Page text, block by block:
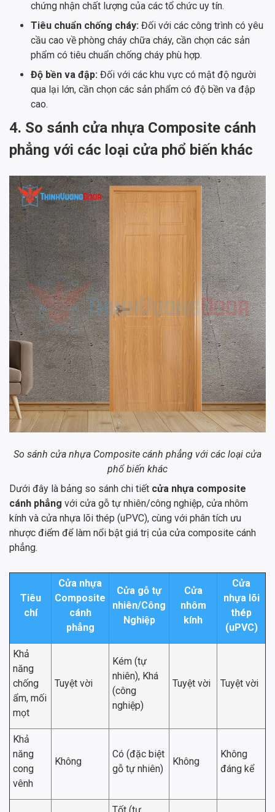
chứng nhận chất lượng của các tổ chức uy tín.
Tiêu chuẩn chống cháy: Đối với các công trình có yêu
cầu cao về phòng cháy chữa cháy, cần chọn các sản
phẩm có tiêu chuẩn chống cháy phù hợp.
Độ bền va đập: Đối với các khu vực có mật độ người
qua lại lớn, cần chọn các sản phẩm có độ bền va đập
cao.
4. So sánh cửa nhựa Composite cánh
phẳng với các loại cửa phổ biến khác
So sánh cửa nhựa Composite cánh phẳng với các loại cửa
phổ biến khác
Dưới đây là bảng so sánh chi tiết cửa nhựa composite
cánh phẳng với cửa gỗ tự nhiên/công nghiệp, cửa nhôm
kính và cửa nhựa lõi thép (uPVC), cùng với phân tích ưu
nhược điểm để làm nổi bật giá trị của cửa composite cánh
phẳng.
Tiêu
chí
Cửa nhựa
Composite
cánh
phẳng
Cửa gỗ tự
nhiên/Công
Nghiệp
Cửa
nhôm
kính
Cửa
nhựa lõi
thép
(uPVC)
Khả
năng
chống
ẩm, mối
mọt
Tuyệt vời
Kém (tự
nhiên), Khá
(công
nghiệp)
Tuyệt vời Tuyệt vời
Khả
năng
cong
vênh
Không
Có (đặc biệt
gỗ tự nhiên)
Không
Không
đáng kể